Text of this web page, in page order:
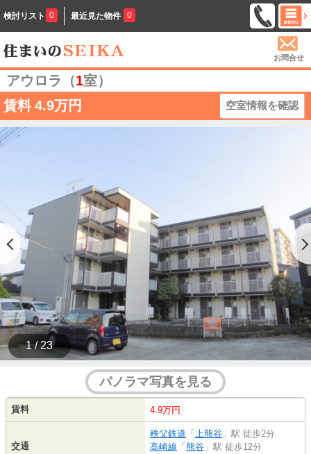
検討リスト 0 最近見た物件 0
お問合せ
アウロラ（1室）
賃料 4.9万円 空室情報を確認
1 / 23
パノラマ写真を見る
賃料 4.9万円
交通
秩父鉄道 「 上熊谷 」駅 徒歩2分
高崎線 「 熊谷 」駅 徒歩12分